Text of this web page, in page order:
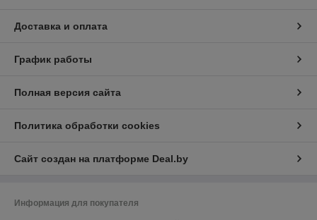
Доставка и оплата
График работы
Полная версия сайта
Политика обработки cookies
Сайт создан на платформе Deal.by
Информация для покупателя